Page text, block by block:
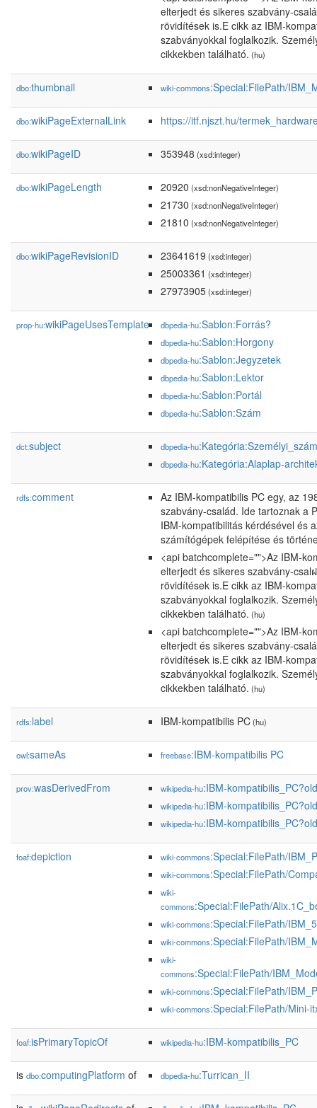
elterjedt és sikeres szabvány-
rövidítések is.E cikk az IBM-
szabványokkal foglalkozik.
cikkekben található. (hu)
dbo:thumbnail wiki-commons:Special:FilePath/
dbo:wikiPageExternalLink https://itf.njszt.hu/
dbo:wikiPageID 353948 (xsd:integer)
dbo:wikiPageLength 20920 (xsd:nonNegativeInteger)
21730 (xsd:nonNegativeInteger)
21810 (xsd:nonNegativeInteger)
dbo:wikiPageRevisionID 23641619 (xsd:integer)
25003361 (xsd:integer)
27973905(xsd:integer)
prop-hu:wikiPageUsesTemplate dbpedia-hu:Sablon:Forrás?
dbpedia-hu:Sablon:Horgony
dbpedia-hu:Sablon:Jegyzetek
dbpedia-hu:Sablon:Lektor
dbpedia-hu:Sablon:Portál
dbpedia-hu:Sablon:Szám
dct:subject dbpedia-hu
dbpedia-hu:Kategória:Alaplap-
rdfs:comment
Az IBM-kompatibilis PC egy, az
szabvány-család. Ide tartoznak a
IBM-kompatibilitás kérdésével és
számítógépek felépítése és
<api batchcomplete="">Az IBM-
elterjedt és sikeres szabvány-csal
rövidítések is.E cikk az IBM-
szabványokkal foglalkozik.
cikkekben található. (hu)
<api batchcomplete="">Az IBM-
elterjedt és sikeres szabvány-
rövidítések is.E cikk az IBM-
szabványokkal foglalkozik.
cikkekben található. (hu)
rdfs:label IBM-kompatibilis PC(hu)
owl:sameAs freebase:IBM-kompatibilis PC
prov:wasDerivedFrom wikipedia-hu:IBM-
wikipedia-hu:IBM-
wikipedia-hu:IBM-
foaf:depiction wiki-commons:Special:FilePath/
wiki-commons:Special:FilePath/
wiki-
commons:Special:FilePath/
wiki-commons:Special:FilePath/
wiki-commons:Special:FilePath/
wiki-
commons:Special:FilePath/
wiki-commons:Special:FilePath/
wiki-commons:Special:FilePath/Mini-
foaf:isPrimaryTopicOf wikipedia-hu:IBM-kompatibilis_PC
is dbo:computingPlatform of dbpedia-hu:Turrican_II